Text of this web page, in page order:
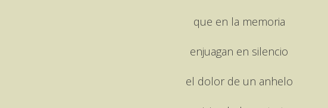
que en la memoria
enjuagan en silencio
el dolor de un anhelo